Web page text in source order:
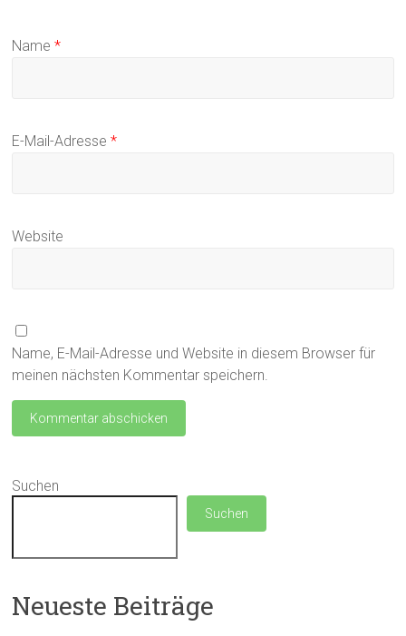
Name*
E-Mail-Adresse*
Website
Name, E-Mail-Adresse und Website in diesem Browser für
meinen nächsten Kommentar speichern.
Suchen
Suchen
Neueste Beiträge